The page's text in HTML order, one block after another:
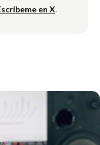
en X.